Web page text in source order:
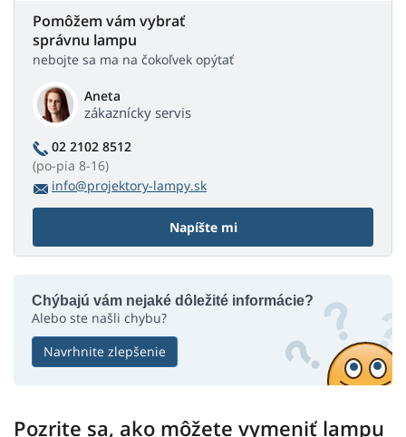
Pomôžem vám vybrať
správnu lampu
nebojte sa ma na čokoľvek opýtať
Aneta
zákaznícky servis
02 2102 8512
(po-pia 8-16)
info@projektory-lampy.sk
Napíšte mi
Chýbajú vám nejaké dôležité informácie?
Alebo ste našli chybu?
Navrhnite zlepšenie
Pozrite sa, ako môžete vymeniť lampu